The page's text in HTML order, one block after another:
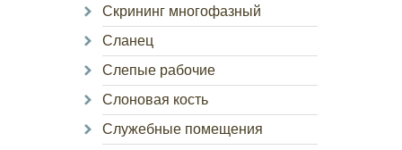
Скрининг многофазный
Сланец
Слепые рабочие
Слоновая кость
Служебные помещения